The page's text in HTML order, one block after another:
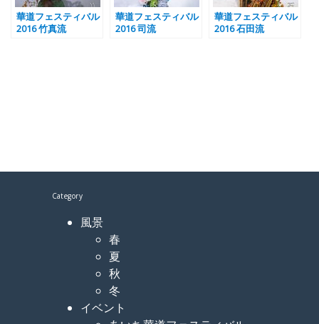
華道フェスティバル
2016 竹真流
華道フェスティバル
2016 司流
華道フェスティバル
2016 石田流
Category
風景
春
夏
秋
冬
イベント